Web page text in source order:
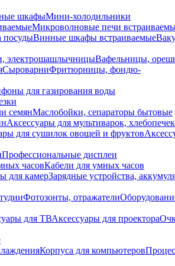
шкафыМини-холодильники
Микроволновые печи
посудыВинные шкафы встраиваемые
электрошашлычницыВафельницы,
СыроварниФритюрницы, фондю-
для газирования воды
семянМаслобойки, сепараторы бытовые
Аксессуары для мультиварок, хлебопечек
для сушилок овощей и фруктов
Профессиональные дисплеи
часовКабели для умных часов
для камерЗарядные устройства,
Фотозонты, отражатели
для ТВАксессуары для проектора
Корпуса для компьютеров